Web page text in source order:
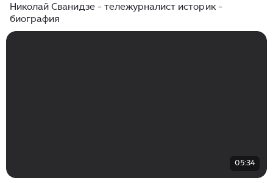
Николай Сванидзе - тележурналист историк -
биография
05:34